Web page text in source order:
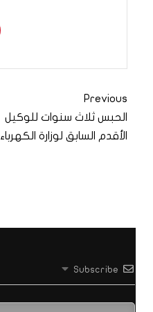
Previous
الحبس ثلاث سنوات للوكيل
الأقدم السابق لوزارة الكهرباء
Subscribe